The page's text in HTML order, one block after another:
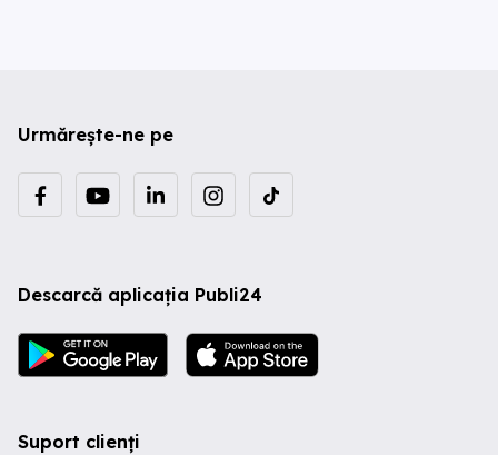
Urmărește-ne pe
Descarcă aplicația Publi24
Suport clienți